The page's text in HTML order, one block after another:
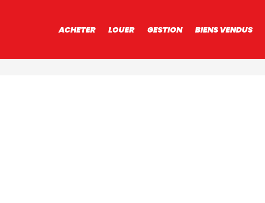
ACHETER LOUER GESTION BIENS VENDUS